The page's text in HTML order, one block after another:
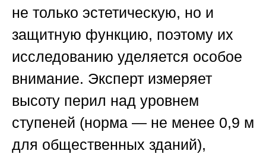
не только эстетическую, но и
защитную функцию, поэтому их
исследованию уделяется особое
внимание. Эксперт измеряет
высоту перил над уровнем
ступеней (норма — не менее 0,9 м
для общественных зданий),